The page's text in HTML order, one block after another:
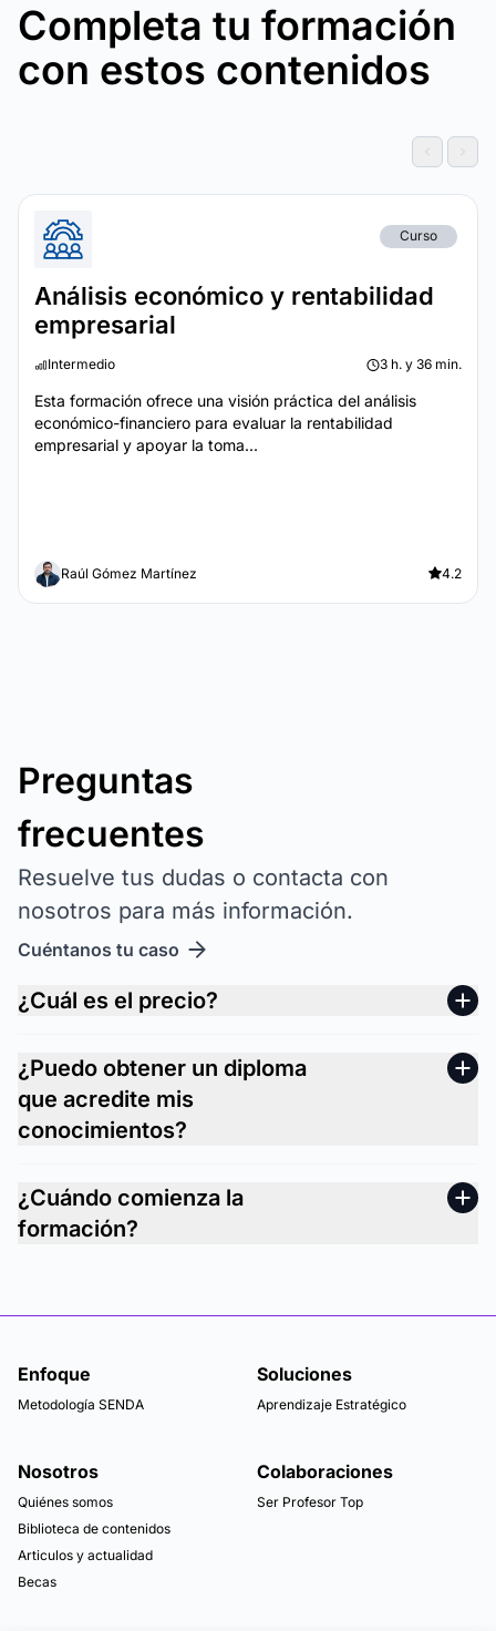
Completa tu formación
con estos contenidos
Curso
Análisis económico y rentabilidad
empresarial
Intermedio 3 h. y 36 min.
Esta formación ofrece una visión práctica del análisis
económico-financiero para evaluar la rentabilidad
empresarial y apoyar la toma...
Raúl Gómez Martínez 4.2
Preguntas
frecuentes
Resuelve tus dudas o contacta con
nosotros para más información.
Cuéntanos tu caso
¿Cuál es el precio?
¿Puedo obtener un diploma
que acredite mis
conocimientos?
¿Cuándo comienza la
formación?
Enfoque
Metodología SENDA
Soluciones
Aprendizaje Estratégico
Nosotros
Quiénes somos
Biblioteca de contenidos
Articulos y actualidad
Becas
Colaboraciones
Ser Profesor Top